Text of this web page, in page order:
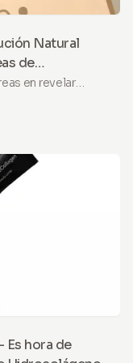
Natural
de
en revelar
notorios
rostro parezca
parte natural
personas
Es hora de